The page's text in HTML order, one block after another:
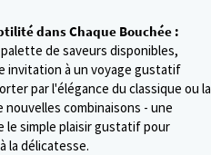
dans Chaque Bouchée :
de saveurs disponibles,
invitation à un voyage gustatif
par l'élégance du classique ou la
combinaisons - une
le simple plaisir gustatif pour
la délicatesse.